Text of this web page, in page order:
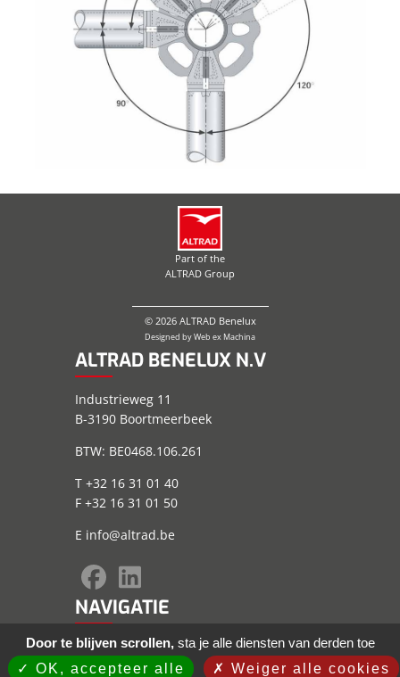
Part of the
ALTRAD Group
© 2026 ALTRAD Benelux
Designed byWeb ex Machina
ALTRAD BENELUX N.V
Industrieweg 11
B-3190 Boortmeerbeek
BTW: BE0468.106.261
T +32 16 31 01 40
F +32 16 31 01 50
E info@altrad.be
NAVIGATIE
Sitemap
Wettelijke informatie
Door te blijven scrollen,sta je alle diensten van derden toe
OK, accepteer alle
Weiger alle cookies